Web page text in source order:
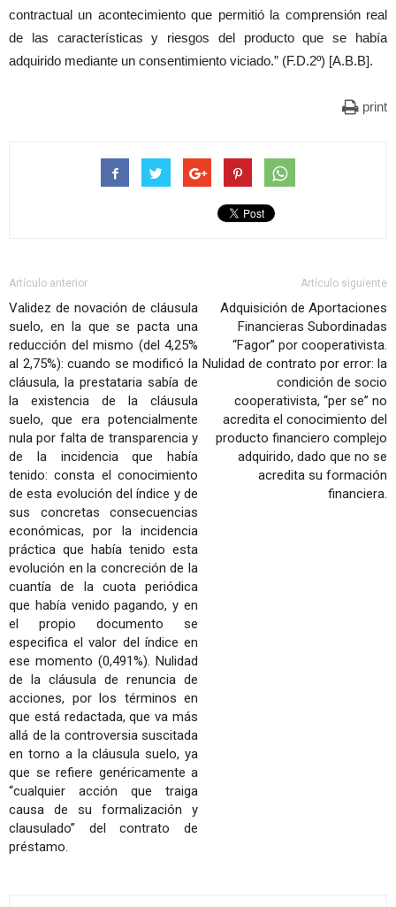
contractual un acontecimiento que permitió la comprensión real
de las características y riesgos del producto que se había
adquirido mediante un consentimiento viciado.” (F.D.2º) [A.B.B].
print
Artículo anterior
Validez de novación de cláusula
suelo, en la que se pacta una
reducción del mismo (del 4,25%
al 2,75%): cuando se modificó la
cláusula, la prestataria sabía de
la existencia de la cláusula
suelo, que era potencialmente
nula por falta de transparencia y
de la incidencia que había
tenido: consta el conocimiento
de esta evolución del índice y de
sus concretas consecuencias
económicas, por la incidencia
práctica que había tenido esta
evolución en la concreción de la
cuantía de la cuota periódica
que había venido pagando, y en
el propio documento se
especifica el valor del índice en
ese momento (0,491%). Nulidad
de la cláusula de renuncia de
acciones, por los términos en
que está redactada, que va más
allá de la controversia suscitada
en torno a la cláusula suelo, ya
que se refiere genéricamente a
“cualquier acción que traiga
causa de su formalización y
clausulado” del contrato de
préstamo.
Artículo siguiente
Adquisición de Aportaciones
Financieras Subordinadas
“Fagor” por cooperativista.
Nulidad de contrato por error: la
condición de socio
cooperativista, “per se” no
acredita el conocimiento del
producto financiero complejo
adquirido, dado que no se
acredita su formación
financiera.